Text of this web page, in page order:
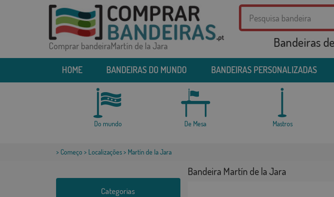
Comprar bandeiraMartín de la Jara Bandeiras
HOME BANDEIRAS DO MUNDO BANDEIRAS PERSONALIZADAS
Do mundo De Mesa Mastros
> Começo > Localizações> Martín de la Jara
Categorias
Bandeira Martín de la Jara